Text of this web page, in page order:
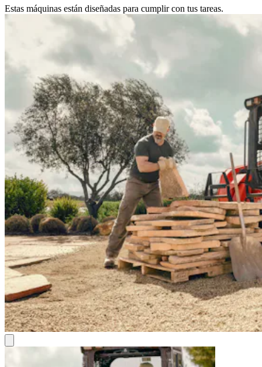
Estas máquinas están diseñadas para cumplir con tus tareas.